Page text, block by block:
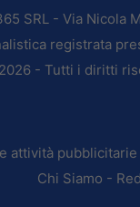
SRL - Via Nicola
registrata
- Tutti i diritti
attività
Chi Siamo -